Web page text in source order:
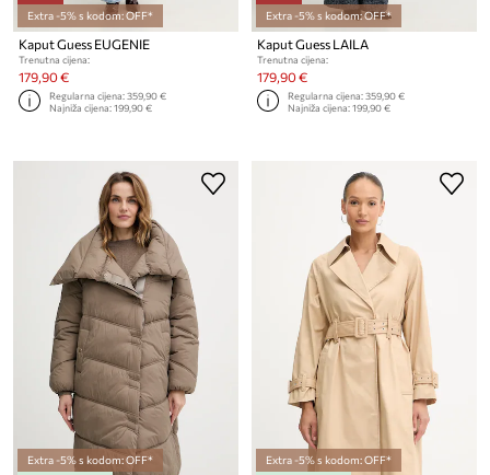
Extra -5% s kodom: OFF*
Kaput Guess EUGENIE
Trenutna cijena:
179,90 €
Regularna cijena:359,90 €
Najniža cijena:199,90 €
Extra -5% s kodom: OFF*
Kaput Guess LAILA
Trenutna cijena:
179,90 €
Regularna cijena:359,90 €
Najniža cijena:199,90 €
Extra -5% s kodom: OFF* Extra -5% s kodom: OFF*